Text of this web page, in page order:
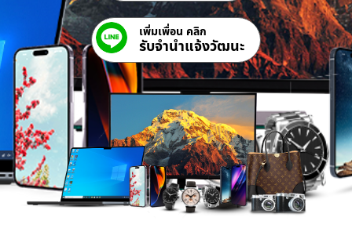
เพิ่มเพื่อน คลิก
รับจํานําแจ้งวัฒนะ